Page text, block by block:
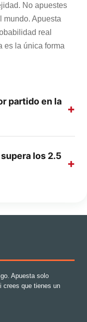
No apuestes
mundo. Apuesta
real
es la única forma
partido en la
los 2.5
Apuesta solo
crees que tienes un